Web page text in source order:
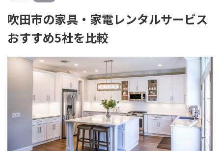
吹田市の家具・家電レンタルサービス
おすすめ5社を比較